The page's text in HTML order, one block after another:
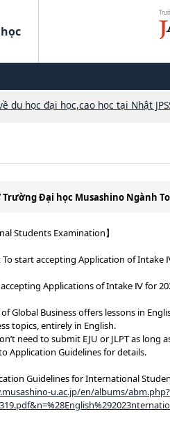
du học đại học,cao học tại Nhật
Trường Đại học Musashino Ngành
Students Examination】
To start accepting Application of Intake
Applications of Intake Ⅳ for
Global Business offers lessons in
topics, entirely in English.
need to submit EJU or JLPT as long
Application Guidelines for details.
Guidelines for International
u.ac.jp/en/albums/abm.php?